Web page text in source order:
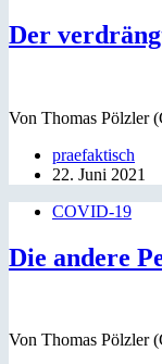
Der
Von Thomas Pölzler
praefaktisch
22. Juni 2021
COVID-19
Die andere
Von Thomas Pölzler